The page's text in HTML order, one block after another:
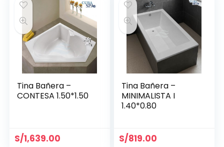
Tina Bañera –
CONTESA 1.50*1.50
S/1,639.00
Tina Bañera –
MINIMALISTA I
1.40*0.80
S/819.00